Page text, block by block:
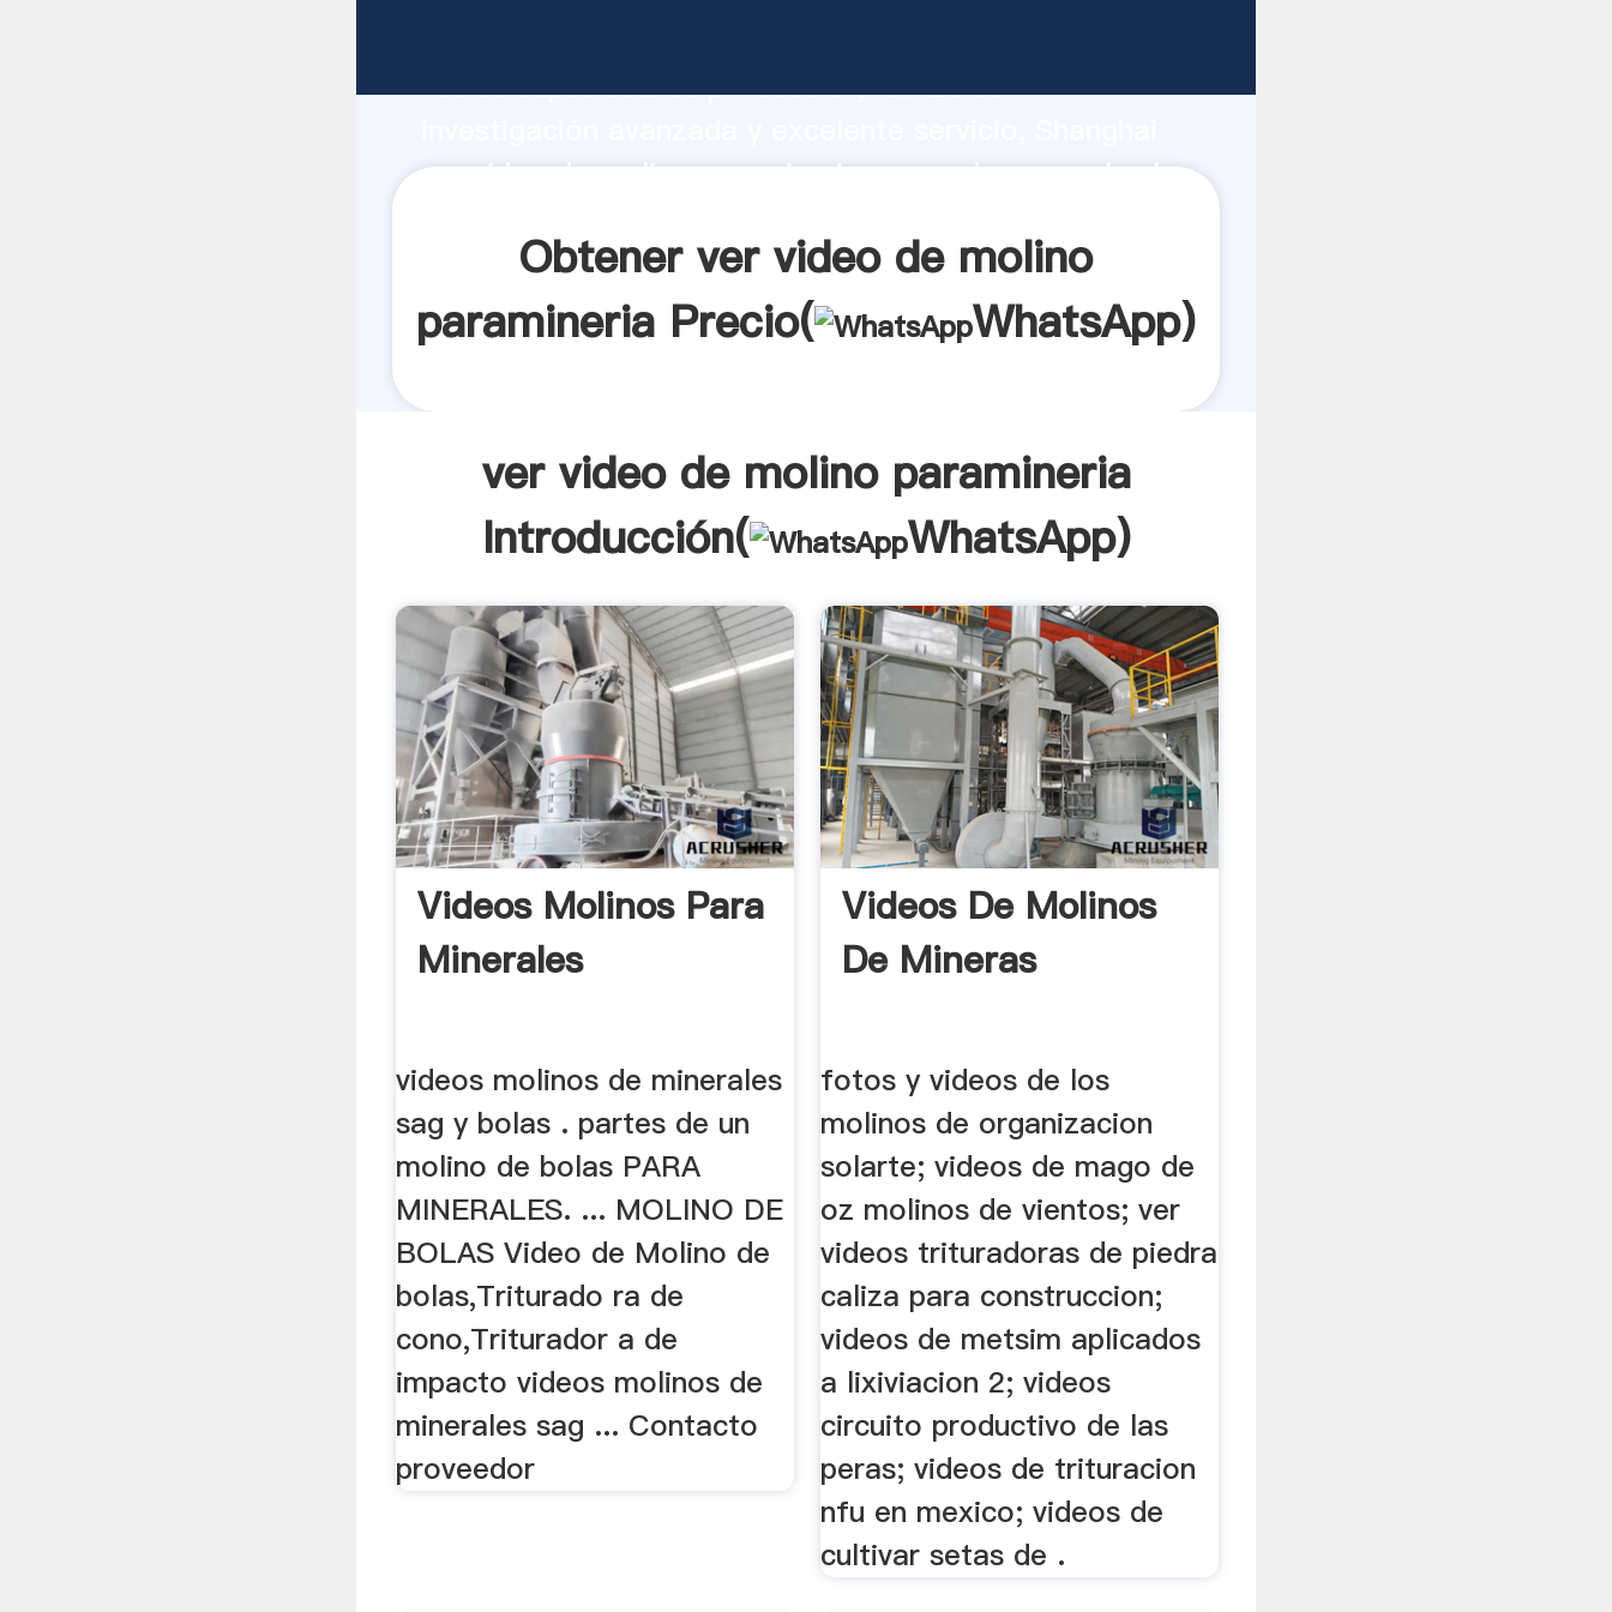
fuerte capacidad de producción, fuerza de
ver video de molino paramineria proveedor crea el valor
Obtener ver video de molino
paramineria Precio(
WhatsApp)
ver video de molino paramineria
Introducción(
WhatsApp)
Videos Molinos Para
Minerales
videos molinos de minerales
sag y bolas . partes de un
molino de bolas PARA
MINERALES. ... MOLINO DE
BOLAS Video de Molino de
bolas,Triturado ra de
cono,Triturador a de
impacto videos molinos de
minerales sag ... Contacto
proveedor
Videos De Molinos
De Mineras
fotos y videos de los
molinos de organizacion
solarte; videos de mago de
oz molinos de vientos; ver
videos trituradoras de piedra
caliza para construccion;
videos de metsim aplicados
a lixiviacion 2; videos
circuito productivo de las
peras; videos de trituracion
nfu en mexico; videos de
cultivar setas de .